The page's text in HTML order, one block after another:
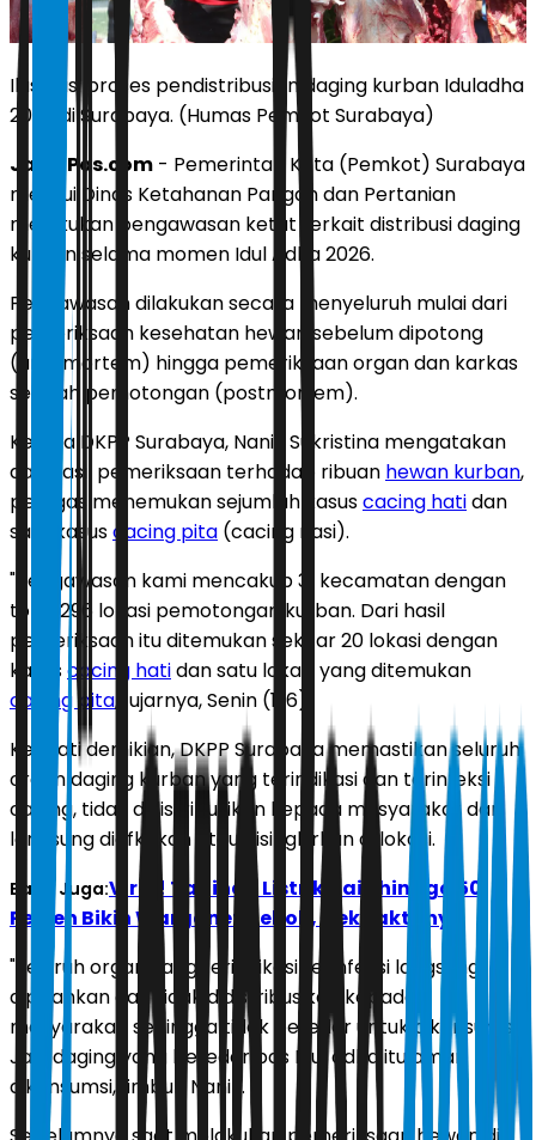
Ilustrasi proses pendistribusian daging kurban Iduladha
2026 di Surabaya. (Humas Pemkot Surabaya)
JawaPos.com - Pemerintah Kota (Pemkot) Surabaya
melalui Dinas Ketahanan Pangan dan Pertanian
melakukan pengawasan ketat terkait distribusi daging
kurban selama momen Idul Adha 2026.
Pengawasan dilakukan secara menyeluruh mulai dari
pemeriksaan kesehatan hewan sebelum dipotong
(antemortem) hingga pemeriksaan organ dan karkas
setelah pemotongan (postmortem).
Kepala DKPP Surabaya, Nanik Sukristina mengatakan
dari hasil pemeriksaan terhadap ribuan hewan kurban,
petugas menemukan sejumlah kasuscacing hatidan
satu kasuscacing pita (cacing nasi).
"Pengawasan kami mencakup 31 kecamatan dengan
total 296 lokasi pemotongan kurban. Dari hasil
pemeriksaan itu ditemukan sekitar 20 lokasi dengan
kasuscacing hatidan satu lokasi yang ditemukan
cacing pita," ujarnya, Senin (1/6).
Kendati demikian, DKPP Surabaya memastikan seluruh
organ daging kurban yang terindikasi dan terinfeksi
cacing, tidak didistribusikan kepada masyarakat dan
langsung diafkirkan atau disingkirkan di lokasi.
Baca Juga:Viral! Tagihan Listrik Naik hingga 50
Persen Bikin Warganet Heboh, Cek Faktanya
"Seluruh organ yang terindikasi terinfeksi langsung
dipisahkan dan tidak didistribusikan kepada
masyarakat, sehingga tidak beredar untuk dikonsumsi.
Jadi daging yang beredar pas Idul adha itu aman
dikonsumsi," imbuh Nanik.